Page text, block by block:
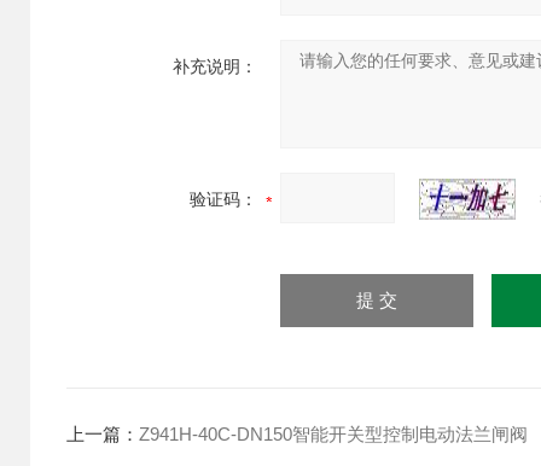
补充说明：
验证码：
上一篇： Z941H-40C-DN150智能开关型控制电动法兰闸阀